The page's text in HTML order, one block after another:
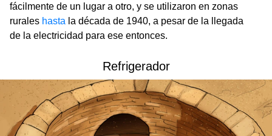
fácilmente de un lugar a otro, y se utilizaron en zonas
rurales hasta la década de 1940, a pesar de la llegada
de la electricidad para ese entonces.
Refrigerador